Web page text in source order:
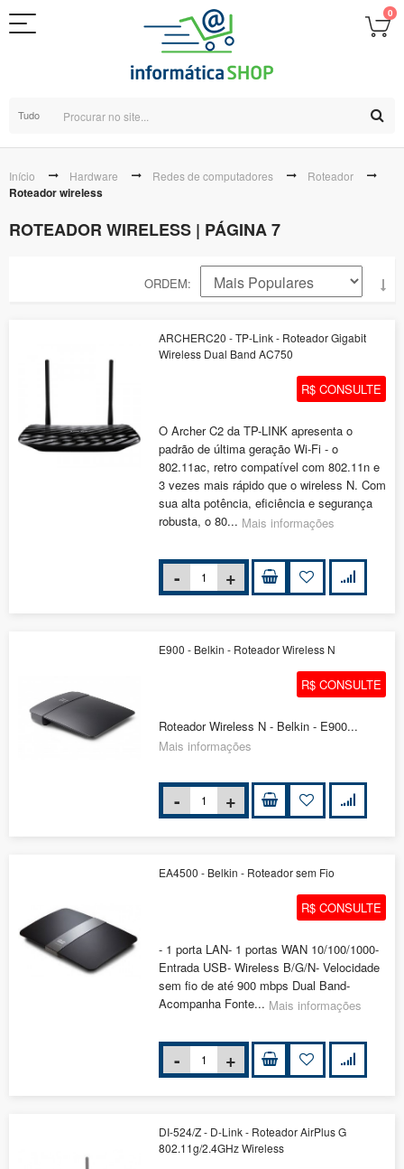
0
Tudo
Início Hardware Redes de computadores Roteador
Roteador wireless
ROTEADOR WIRELESS | PÁGINA 7
ORDEM
ARCHERC20 - TP-Link - Roteador Gigabit
Wireless Dual Band AC750
R$ CONSULTE
O Archer C2 da TP-LINK apresenta o
padrão de última geração Wi-Fi - o
802.11ac, retro compatível com 802.11n e
3 vezes mais rápido que o wireless N. Com
sua alta potência, eficiência e segurança
robusta, o 80... Mais informações
E900 - Belkin - Roteador Wireless N
R$ CONSULTE
Roteador Wireless N - Belkin - E900...
Mais informações
EA4500 - Belkin - Roteador sem Fio
R$ CONSULTE
- 1 porta LAN- 1 portas WAN 10/100/1000-
Entrada USB- Wireless B/G/N- Velocidade
sem fio de até 900 mbps Dual Band-
Acompanha Fonte... Mais informações
DI-524/Z - D-Link - Roteador AirPlus G
802.11g/2.4GHz Wireless